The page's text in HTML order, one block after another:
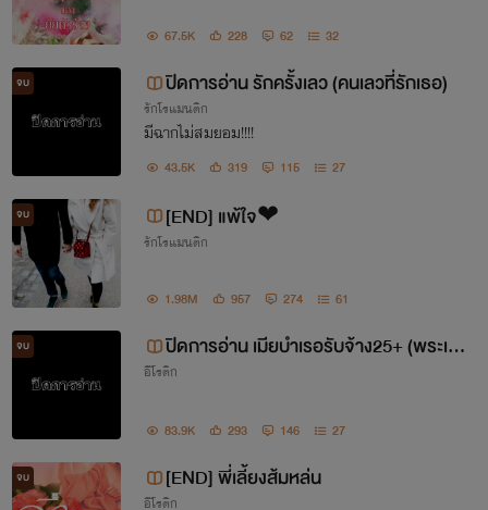
67.5K 228 62 32
จบ ปิดการอ่าน รักครั้งเลว (คนเลวที่รักเธอ)
รักโรแมนติก
มีฉากไม่สมยอม!!!!
43.5K 319 115 27
จบ [END] แพ้ใจ❤
รักโรแมนติก
1.98M 957 274 61
จบ
ปิดการอ่าน เมียบำเรอรับจ้าง25+ (พระเอ
กหื่นมาก นางเอกปากจัด)
อีโรติก
83.9K 293 146 27
จบ [END] พี่เลี้ยงส้มหล่น
อีโรติก